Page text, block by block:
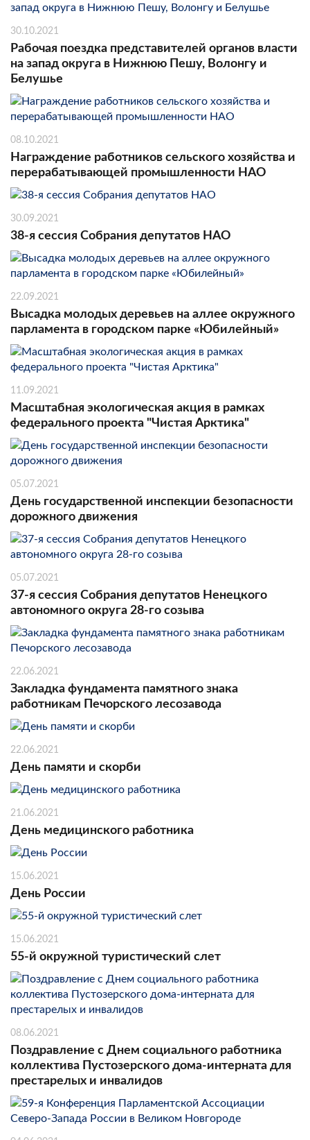
30.10.2021
Рабочая поездка представителей органов власти
на запад округа в Нижнюю Пешу, Волонгу и
Белушье
08.10.2021
Награждение работников сельского хозяйства и
перерабатывающей промышленности НАО
30.09.2021
38-я сессия Собрания депутатов НАО
22.09.2021
Высадка молодых деревьев на аллее окружного
парламента в городском парке «Юбилейный»
11.09.2021
Масштабная экологическая акция в рамках
федерального проекта "Чистая Арктика"
05.07.2021
День государственной инспекции безопасности
дорожного движения
05.07.2021
37-я сессия Собрания депутатов Ненецкого
автономного округа 28-го созыва
22.06.2021
Закладка фундамента памятного знака
работникам Печорского лесозавода
22.06.2021
День памяти и скорби
21.06.2021
День медицинского работника
15.06.2021
День России
15.06.2021
55-й окружной туристический слет
08.06.2021
Поздравление с Днем социального работника
коллектива Пустозерского дома-интерната для
престарелых и инвалидов